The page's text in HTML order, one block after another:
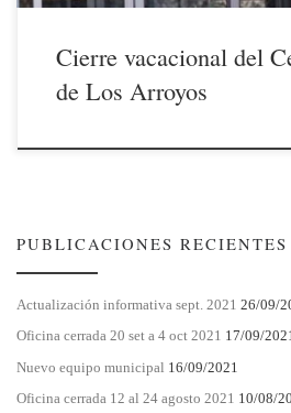
Cierre vacacional del
de Los Arroyos
PUBLICACIONES RECIENTES
Actualización informativa sept. 2021 26/09/
Oficina cerrada 20 set a 4 oct 2021 17/09/
Nuevo equipo municipal 16/09/2021
Oficina cerrada 12 al 24 agosto 2021 10/08/